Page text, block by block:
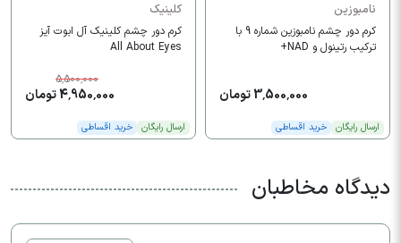
نامبوزین
کرم دور چشم نامبوزین شماره 9 با
ترکیب رتینول و NAD+
3,500,000 تومان
ارسال رایگان خرید اقساطی
کلینیک
كرم دور چشم كلينيک آل ابوت آیز
All About Eyes
5,500,000
4,950,000 تومان
ارسال رایگان خرید اقساطی
دیدگاه مخاطبان